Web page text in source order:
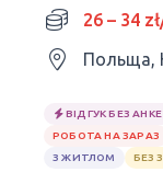
26 – 34
Польща,
ВІДГУК БЕЗ
РОБОТА НА ЗАРАЗ
З ЖИТЛОМ
БЕЗ